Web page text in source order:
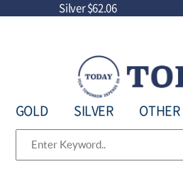
Silver$62.06
GOLD SILVER OTHER